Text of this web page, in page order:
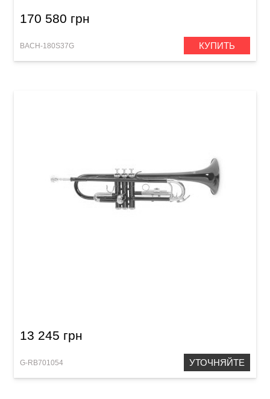
170 580 грн
BACH-180S37G КУПИТЬ
13 245 грн
G-RB701054 УТОЧНЯЙТЕ